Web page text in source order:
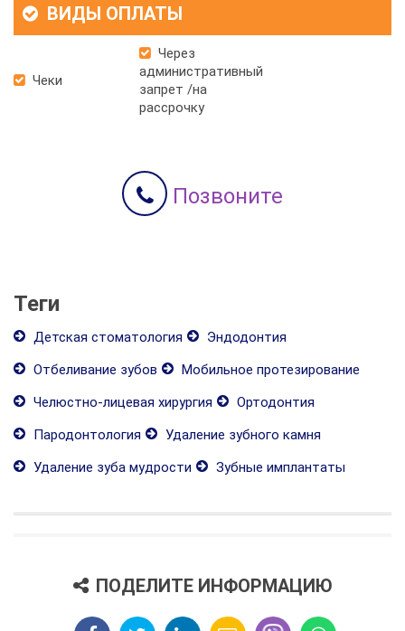
ВИДЫ ОПЛАТЫ
Чеки
Через
административный
запрет /на
рассрочку
Позвоните
Теги
Детская стоматология
Эндодонтия
Отбеливание зубов
Мобильное протезирование
Челюстно-лицевая хирургия
Ортодонтия
Пародонтология
Удаление зубного камня
Удаление зуба мудрости
Зубные имплантаты
ПОДЕЛИТЕ ИНФОРМАЦИЮ